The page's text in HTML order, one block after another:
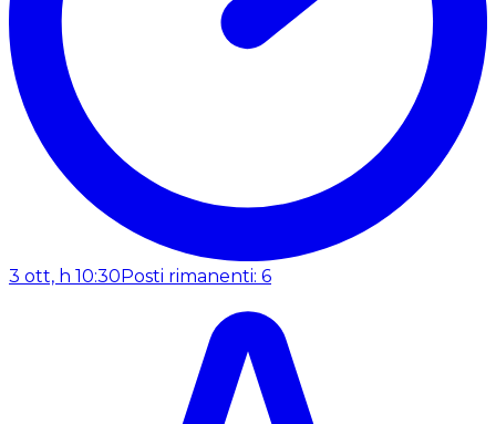
3 ott, h 10:30 Posti rimanenti: 6